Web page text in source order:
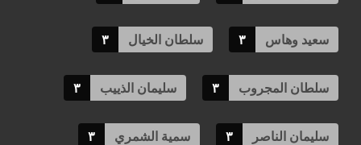
سعيد وهاس ٣ سلطان الخيال ٣
سلطان المجروب ٣ سليمان الذييب ٣
سليمان الناصر ٣ سمية الشمري ٣